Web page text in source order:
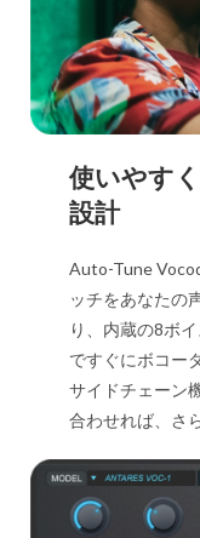
使いやす
設計
Auto-Tune
ッチをあなたの
り、内蔵の8ボ
ですぐにボコー
サイドチェーン
合わせれば、さ